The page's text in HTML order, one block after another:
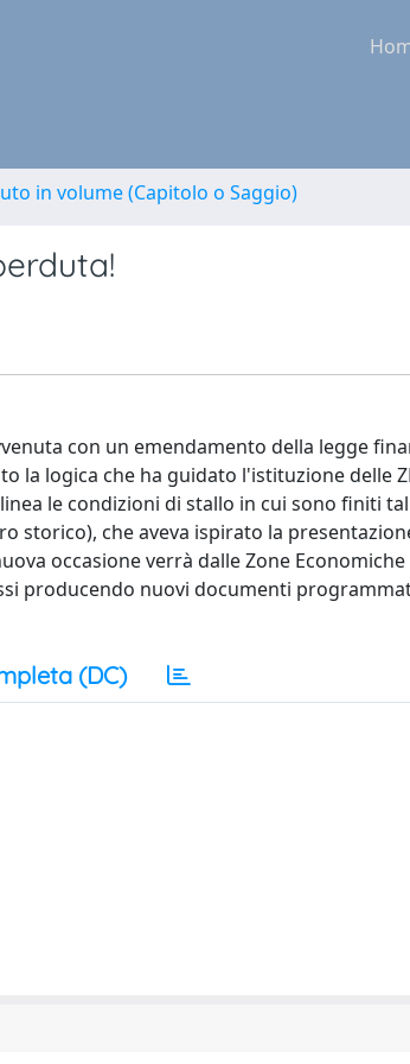
in volume (Capitolo o Saggio)
con un emendamento della legge
la logica che ha guidato l'istituzione delle
le condizioni di stallo in cui sono finiti
che aveva ispirato la
occasione verrà dalle Zone Economiche
producendo nuovi documenti
(DC)